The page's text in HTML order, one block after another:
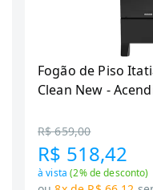
Fogão de Piso
Clean New -
R$ 659,00
R$ 518,42
à vista(2% de desconto)